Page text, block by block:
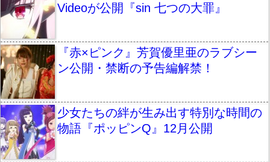
Videoが公開『sin 七つの大罪』
『赤×ピンク』芳賀優里亜のラブシー
ン公開・禁断の予告編解禁！
少女たちの絆が生み出す特別な時間の
物語『ポッピンQ』12月公開